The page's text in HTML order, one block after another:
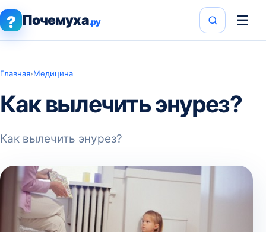
? Почемуха.ру ☰
Главная›Медицина
Как вылечить энурез?
Как вылечить энурез?